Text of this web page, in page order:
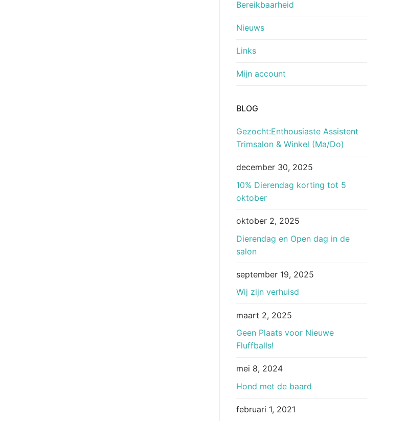
Bereikbaarheid
Nieuws
Links
Mijn account
BLOG
Gezocht:Enthousiaste Assistent
Trimsalon & Winkel (Ma/Do)
december 30, 2025
10% Dierendag korting tot 5
oktober
oktober 2, 2025
Dierendag en Open dag in de
salon
september 19, 2025
Wij zijn verhuisd
maart 2, 2025
Geen Plaats voor Nieuwe
Fluffballs!
mei 8, 2024
Hond met de baard
februari 1, 2021